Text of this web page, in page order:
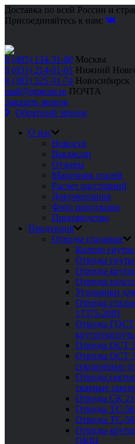
Доставка по всей России и
Присоединяйтесь к нам:
8 (495) 134-31-00 Москва
8 (831) 214-01-01 Нижний
8 (383) 325-31-74 Новосибирск
mail@rgprom.ru ПОЧТА
Заказать звонок
Обратный звонок
О нас
Новости
Вакансии
Отзывы
Марочник сталей
Расчет расстояний
Документация
Фото продукции
Производство
Продукция
Отводы стальные
Колено
Отводы
Отводы
Отводы
Угольники
Отводы
17375-2001
Отводы ГОСТ
Отводы ОСТ
Отводы ОСТ
секционные
Отводы
сварные
Отводы СК
Отводы ТС-
Отводы ТС-
Отводы
ОКШ